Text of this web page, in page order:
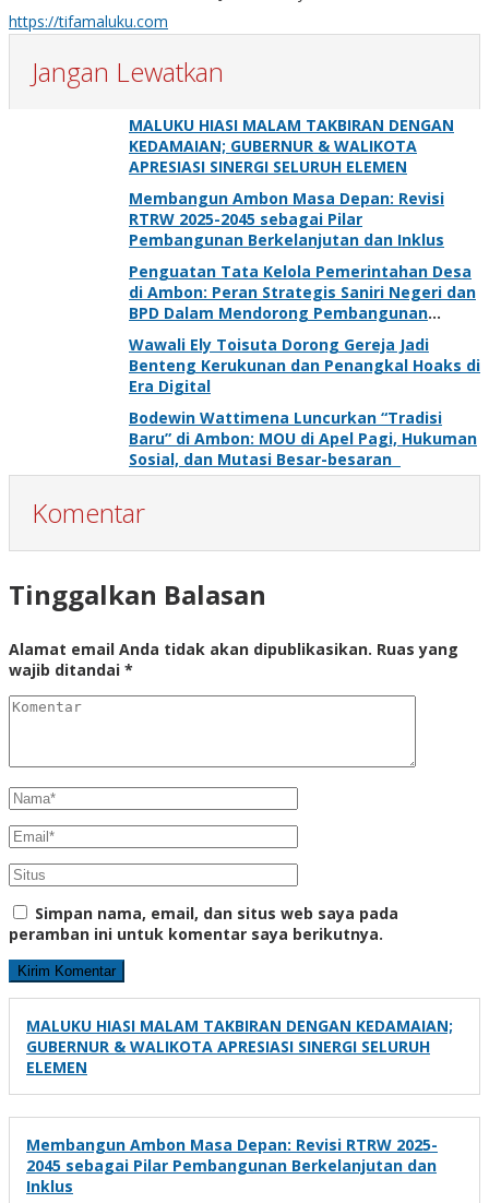
https://tifamaluku.com
Jangan Lewatkan
MALUKU HIASI MALAM TAKBIRAN DENGAN
KEDAMAIAN; GUBERNUR & WALIKOTA
APRESIASI SINERGI SELURUH ELEMEN
Membangun Ambon Masa Depan: Revisi
RTRW 2025-2045 sebagai Pilar
Pembangunan Berkelanjutan dan Inklus
Penguatan Tata Kelola Pemerintahan Desa
di Ambon: Peran Strategis Saniri Negeri dan
BPD Dalam Mendorong Pembangunan
Berkelanjutan
Wawali Ely Toisuta Dorong Gereja Jadi
Benteng Kerukunan dan Penangkal Hoaks di
Era Digital
Bodewin Wattimena Luncurkan “Tradisi
Baru” di Ambon: MOU di Apel Pagi, Hukuman
Komentar
Tinggalkan Balasan
Alamat email Anda tidak akan dipublikasikan. Ruas yang
wajib ditandai *
Simpan nama, email, dan situs web saya pada
peramban ini untuk komentar saya berikutnya.
MALUKU HIASI MALAM TAKBIRAN DENGAN KEDAMAIAN;
GUBERNUR & WALIKOTA APRESIASI SINERGI SELURUH
ELEMEN
Membangun Ambon Masa Depan: Revisi RTRW 2025-
2045 sebagai Pilar Pembangunan Berkelanjutan dan
Inklus